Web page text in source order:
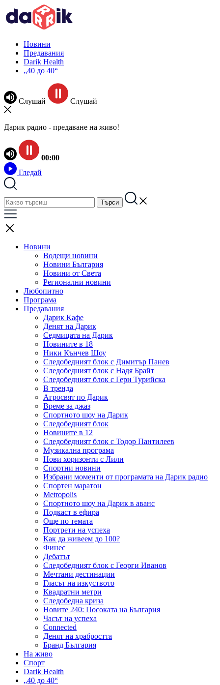
Новини
Предавания
Darik Health
„40 до 40“
Слушай Слушай
Дарик радио - предаване на живо!
00:00
Гледай
Новини
Водещи новини
Новини България
Новини от Света
Регионални новини
Любопитно
Програма
Предавания
Дарик Кафе
Денят на Дарик
Седмицата на Дарик
Новините в 18
Ники Кънчев Шоу
Следобедният блок с Димитър Панев
Следобедният блок с Надя Брайт
Следобедният блок с Гери Турийска
В тренда
Агросвят по Дарик
Време за джаз
Спортното шоу на Дарик
Следобедният блок
Новините в 12
Следобедният блок с Тодор Пантилеев
Музикална програма
Нови хоризонти с Лили
Спортни новини
Избрани моменти от програмата на Дарик радио
Спортен маратон
Metropolis
Спортното шоу на Дарик в аванс
Подкаст в ефира
Още по темата
Портрети на успеха
Как да живеем до 100?
Финес
Дебатът
Следобедният блок с Георги Иванов
Мечтани дестинации
Гласът на изкуството
Квадратни метри
Следобедна криза
Новите 240: Посоката на България
Часът на успеха
Connected
Денят на храбростта
Бранд България
На живо
Спорт
Darik Health
„40 до 40“